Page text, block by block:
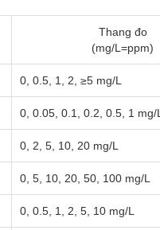
Thang đo
(mg/L=ppm)
0, 0.5, 1, 2, ≥5 mg/L
0, 0.05, 0.1, 0.2, 0.5, 1 mg/L
0, 2, 5, 10, 20 mg/L
0, 5, 10, 20, 50, 100 mg/L
0, 0.5, 1, 2, 5, 10 mg/L